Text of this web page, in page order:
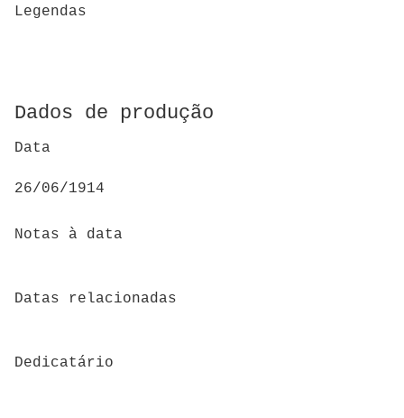
Legendas
Dados de produção
Data
26/06/1914
Notas à data
Datas relacionadas
Dedicatário